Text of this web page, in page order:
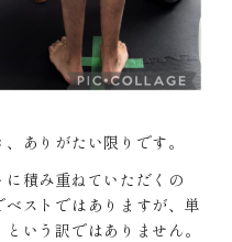
ありがたい限りです。
積み重ねていただくの
ストではありますが、単
いう訳ではありません。